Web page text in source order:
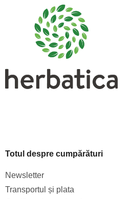
ă
r
Totul despre cumpărături
Newsletter
Transportul și plata